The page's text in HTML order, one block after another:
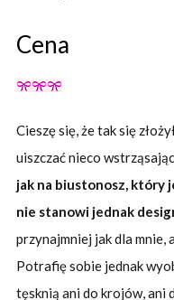
Cena
Cieszę się, że tak się
uiszczać nieco
jak na biustonosz, który
nie stanowi jednak
przynajmniej jak dla mnie,
Potrafię sobie jednak
tęsknią ani do krojów, ani